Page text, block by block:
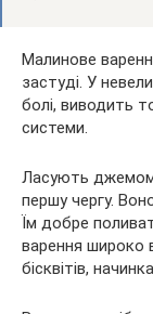
Малинове
застуді. У
болі, виводить
системи.
Ласують
першу чергу.
Їм добре
варення широко
бісквітів,